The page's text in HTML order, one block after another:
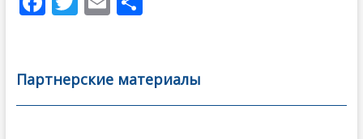
b
o
er l
а
в
Партнерские материалы